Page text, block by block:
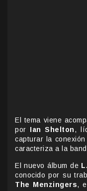
El tema viene
por Ian Shelton,
capturar la
caracteriza a la
El nuevo álbum de
conocido por su
The Menzingers,